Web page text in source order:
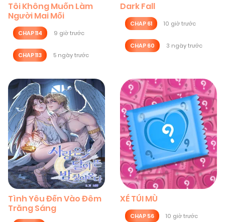
Tôi Không Muốn Làm
Người Mai Mối
CHAP 114 9 giờ trước
CHAP 113 5 ngày trước
Dark Fall
CHAP 61 10 giờ trước
CHAP 60 3 ngày trước
Tình Yêu Đến Vào Đêm
Trăng Sáng
XÉ TÚI MÙ
CHAP 56 10 giờ trước